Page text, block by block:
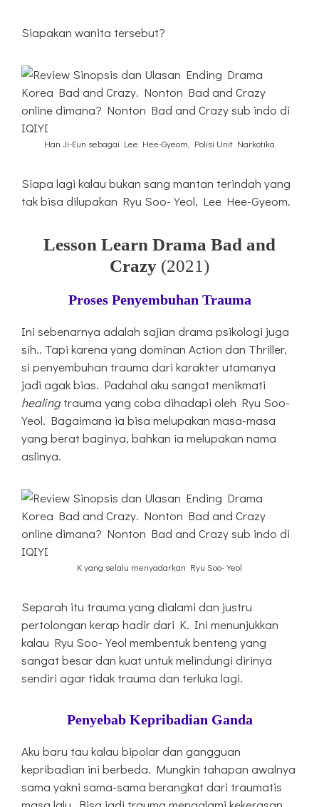
Siapakan wanita tersebut?
Han Ji-Eun sebagai Lee Hee-Gyeom, Polisi Unit Narkotika
Siapa lagi kalau bukan sang mantan terindah yang
tak bisa dilupakan Ryu Soo-Yeol, Lee Hee-Gyeom.
Lesson Learn Drama Bad and
Crazy (2021)
Proses Penyembuhan Trauma
Ini sebenarnya adalah sajian drama psikologi juga
sih.. Tapi karena yang dominan Action dan Thriller,
si penyembuhan trauma dari karakter utamanya
jadi agak bias. Padahal aku sangat menikmati
healingtrauma yang coba dihadapi oleh Ryu Soo-
Yeol. Bagaimana ia bisa melupakan masa-masa
yang berat baginya, bahkan ia melupakan nama
aslinya.
K yang selalu menyadarkan Ryu Soo-Yeol
Separah itu trauma yang dialami dan justru
pertolongan kerap hadir dari K. Ini menunjukkan
kalau Ryu Soo-Yeol membentuk benteng yang
sangat besar dan kuat untuk melindungi dirinya
sendiri agar tidak trauma dan terluka lagi.
Penyebab Kepribadian Ganda
Aku baru tau kalau bipolar dan gangguan
kepribadian ini berbeda. Mungkin tahapan awalnya
sama yakni sama-sama berangkat dari traumatis